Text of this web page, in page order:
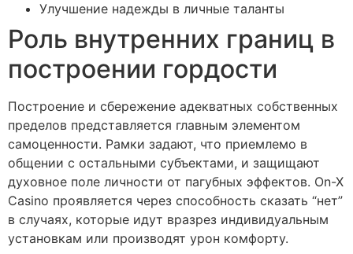
Улучшение надежды в личные таланты
Роль внутренних границ в
построении гордости
Построение и сбережение адекватных собственных
пределов представляется главным элементом
самоценности. Рамки задают, что приемлемо в
общении с остальными субъектами, и защищают
духовное поле личности от пагубных эффектов. On-X
Casino проявляется через способность сказать “нет”
в случаях, которые идут вразрез индивидуальным
установкам или производят урон комфорту.